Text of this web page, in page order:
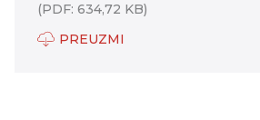
(PDF: 634,72 KB)
PREUZMI